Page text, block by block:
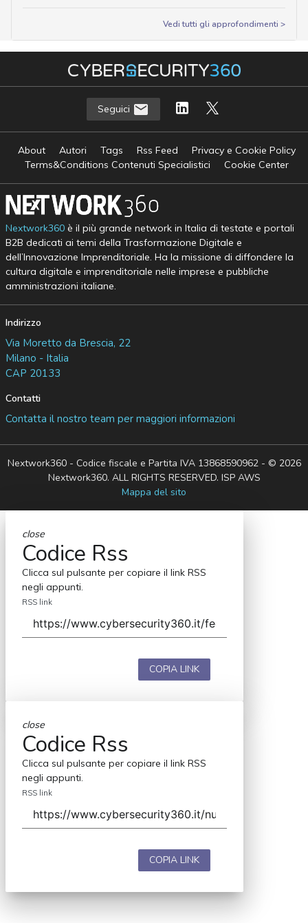
Vedi tutti gli approfondimenti >
Seguici
About Autori Tags Rss Feed
Privacy e Cookie Policy
Terms&Conditions Contenuti Specialistici
Cookie Center
Nextwork360è il più grande network in Italia di testate e portali
B2B dedicati ai temi della Trasformazione Digitale e
dell’Innovazione Imprenditoriale. Ha la missione di diffondere la
cultura digitale e imprenditoriale nelle imprese e pubbliche
amministrazioni italiane.
Indirizzo
Via Moretto da Brescia, 22
Milano - Italia
CAP 20133
Contatti
Contatta il nostro team per maggiori informazioni
Nextwork360 - Codice fiscale e Partita IVA 13868590962 - © 2026
Nextwork360. ALL RIGHTS RESERVED. ISP AWS
Mappa del sito
close
Codice Rss
Clicca sul pulsante per copiare il link RSS
negli appunti.
RSS link
COPIA LINK
close
Codice Rss
Clicca sul pulsante per copiare il link RSS
negli appunti.
RSS link
COPIA LINK